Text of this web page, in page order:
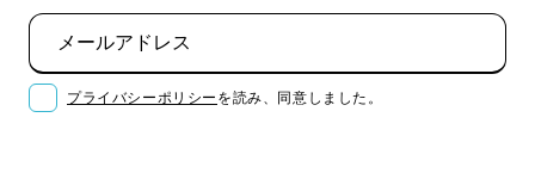
メールアドレス
プライバシーポリシーを読み、同意しました。